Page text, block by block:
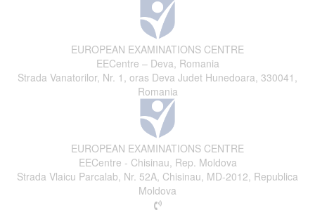
EUROPEAN EXAMINATIONS CENTRE
EECentre – Deva, Romania
Strada Vanatorilor, Nr. 1, oras Deva Judet Hunedoara, 330041,
Romania
EUROPEAN EXAMINATIONS CENTRE
EECentre - Chisinau, Rep. Moldova
Strada Vlaicu Parcalab, Nr. 52A, Chisinau, MD-2012, Republica
Moldova